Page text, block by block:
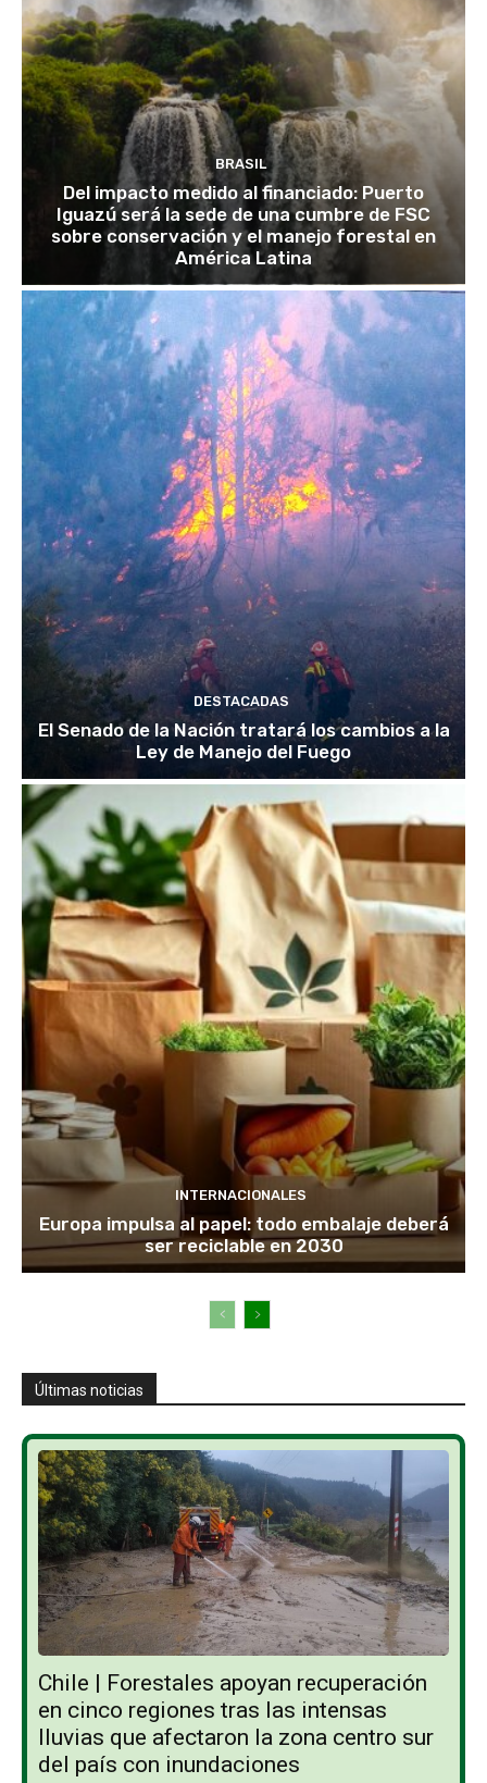
BRASIL
Del impacto medido al financiado: Puerto
Iguazú será la sede de una cumbre de FSC
sobre conservación y el manejo forestal en
América Latina
DESTACADAS
El Senado de la Nación tratará los cambios a la
Ley de Manejo del Fuego
INTERNACIONALES
Europa impulsa al papel: todo embalaje deberá
ser reciclable en 2030
Últimas noticias
Chile | Forestales apoyan recuperación
en cinco regiones tras las intensas
lluvias que afectaron la zona centro sur
del país con inundaciones